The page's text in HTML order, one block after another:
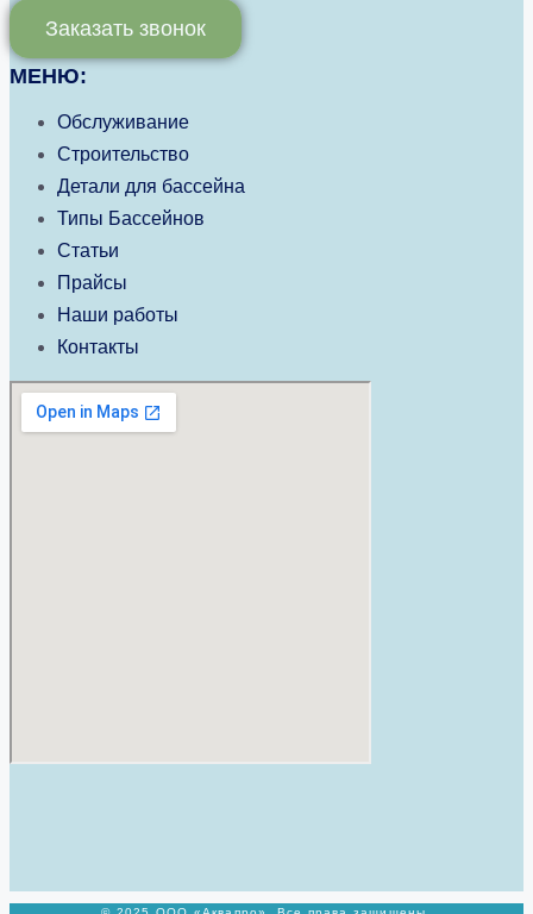
Заказать звонок
МЕНЮ:
Обслуживание
Строительство
Детали для бассейна
Типы Бассейнов
Статьи
Прайсы
Наши работы
Контакты